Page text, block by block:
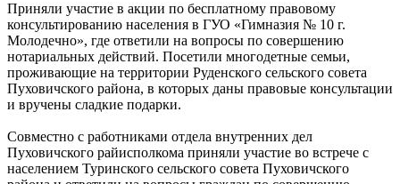
Приняли участие в акции по бесплатному правовому
консультированию населения в ГУО «Гимназия № 10 г.
Молодечно», где ответили на вопросы по совершению
нотариальных действий. Посетили многодетные семьи,
проживающие на территории Руденского сельского совета
Пуховичского района, в которых даны правовые консультации
и вручены сладкие подарки.
Совместно с работниками отдела внутренних дел
Пуховичского райисполкома приняли участие во встрече с
населением Туринского сельского совета Пуховичского